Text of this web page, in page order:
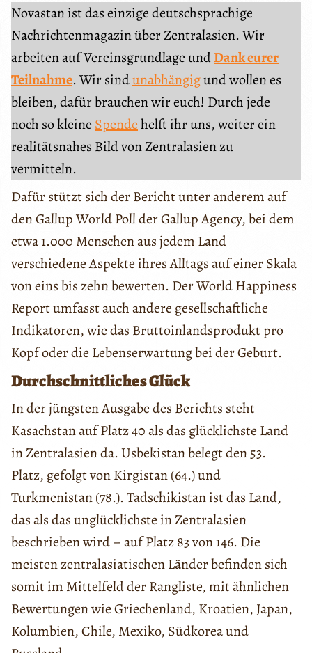
Novastan ist das einzige deutschsprachige
Nachrichtenmagazin über Zentralasien. Wir
arbeiten auf Vereinsgrundlage undDank eurer
Teilnahme. Wir sindunabhängigund wollen es
bleiben, dafür brauchen wir euch! Durch jede
noch so kleine Spendehelft ihr uns, weiter ein
realitätsnahes Bild von Zentralasien zu
vermitteln.
Dafür stützt sich der Bericht unter anderem auf
den Gallup World Poll der Gallup Agency, bei dem
etwa 1.000 Menschen aus jedem Land
verschiedene Aspekte ihres Alltags auf einer Skala
von eins bis zehn bewerten. Der World Happiness
Report umfasst auch andere gesellschaftliche
Indikatoren, wie das Bruttoinlandsprodukt pro
Kopf oder die Lebenserwartung bei der Geburt.
Durchschnittliches Glück
In der jüngsten Ausgabe des Berichts steht
Kasachstan auf Platz 40 als das glücklichste Land
in Zentralasien da. Usbekistan belegt den 53.
Platz, gefolgt von Kirgistan (64.) und
Turkmenistan (78.). Tadschikistan ist das Land,
das als das unglücklichste in Zentralasien
beschrieben wird – auf Platz 83 von 146. Die
meisten zentralasiatischen Länder befinden sich
somit im Mittelfeld der Rangliste, mit ähnlichen
Bewertungen wie Griechenland, Kroatien, Japan,
Kolumbien, Chile, Mexiko, Südkorea und